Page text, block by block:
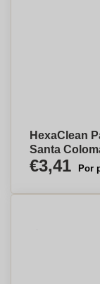
HexaClean
Santa
€3,41 Por